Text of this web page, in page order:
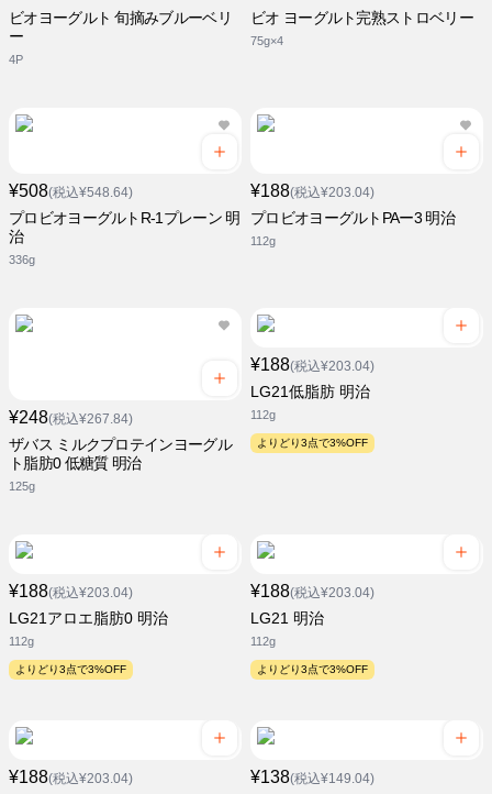
ビオヨーグルト 旬摘みブルーベリ
ー
4P
ビオ ヨーグルト完熟ストロベリー
75g×4
¥508(税込¥548.64)
プロビオヨーグルトR-1プレーン 明
治
336g
¥188(税込¥203.04)
プロビオヨーグルトPAー3 明治
112g
¥248(税込¥267.84)
ザバス ミルクプロテインヨーグル
ト脂肪0 低糖質 明治
125g
¥188(税込¥203.04)
LG21低脂肪 明治
112g
よりどり3点で3%OFF
¥188(税込¥203.04)
LG21アロエ脂肪0 明治
112g
よりどり3点で3%OFF
¥188(税込¥203.04)
LG21 明治
112g
よりどり3点で3%OFF
¥188(税込¥203.04) ¥138(税込¥149.04)